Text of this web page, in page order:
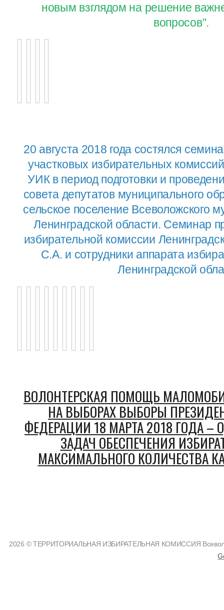
новым взглядом на решение
вопросов".
20 августа 2018 года состялся
участковых избирательных
УИК в период подготовки и
совета депутатов муниципального
сельское поселение Всеволожского
Ленинградской области. Семинар
избирательной комиссии
С.А. и сотрудники аппарата
Ленинградской
ВОЛОНТЕРСКАЯ ПОМОЩЬ
НА ВЫБОРАХ ВЫБОРЫ
ФЕДЕРАЦИИ 18 МАРТА 2018 ГОДА
ЗАДАЧ ОБЕСПЕЧЕНИЯ
МАКСИМАЛЬНОГО КОЛИЧЕСТВА
2026 © ТЕРРИТОРИАЛЬНАЯ ИЗБИРАТЕЛЬНАЯ КОМИССИЯ